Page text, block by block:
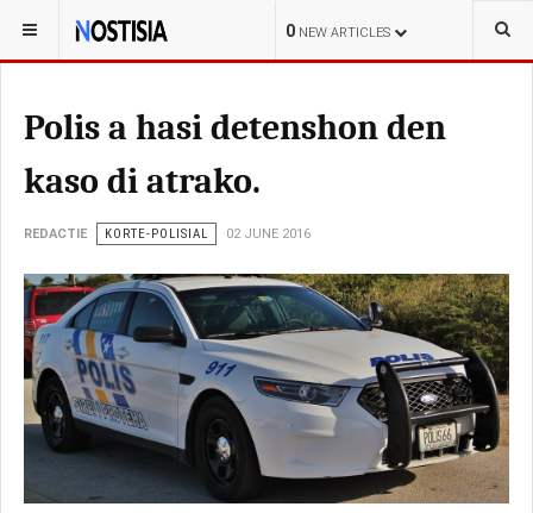
0 NEW ARTICLES
YOU ARE HERE: CURAÇAO POLITIEK
Polis a hasi detenshon den
kaso di atrako.
REDACTIE KORTE-POLISIAL 02 JUNE 2016